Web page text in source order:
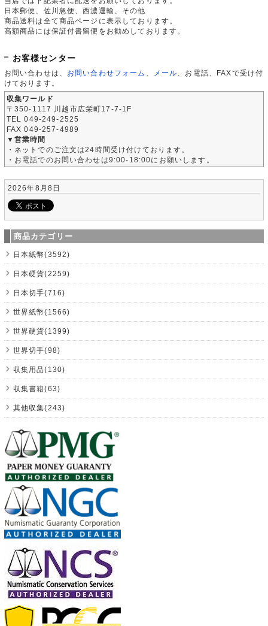
日本郵便、佐川急便、西濃運輸、その他
商品送料は全て商品ページに表示しております。
高額商品には保証付書留便をお勧めしております。
お客様センター
お問い合わせは、 お問い合わせフォーム メール 、お電話、FAXで受け付
けております。
収集ワールド
〒350-1117 川越市広栄町17-7-1F
TEL 049-249-2525
FAX 049-257-4989
▼営業時間
・ネットでのご注文は24時間受け付けております。
・お電話でのお問い合わせは9:00-18:00にお願いします。
2026年8月8日
商品カテゴリー
日本紙幣(3592)
日本硬貨(2259)
日本切手(716)
世界紙幣(1566)
世界硬貨(1399)
世界切手(98)
収集用品(130)
収集書籍(63)
其他収集(243)